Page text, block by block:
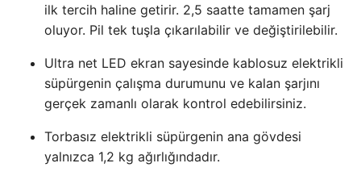
ilk tercih haline getirir. 2,5 saatte tamamen şarj
oluyor. Pil tek tuşla çıkarılabilir ve değiştirilebilir.
Ultra net LED ekran sayesinde kablosuz elektrikli
süpürgenin çalışma durumunu ve kalan şarjını
gerçek zamanlı olarak kontrol edebilirsiniz.
Torbasız elektrikli süpürgenin ana gövdesi
yalnızca 1,2 kg ağırlığındadır.